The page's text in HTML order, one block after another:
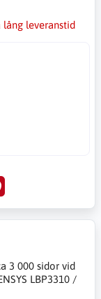
lång leveranstid
3 000 sidor vid
LBP3310 /